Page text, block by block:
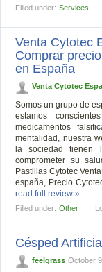
Filled under: Services
Venta Cytotec
Comprar
en España
Venta Cytotec
Somos un grupo de
estamos
medicamentos
mentalidad, nuestra
la sociedad tienen
comprometer su
Pastillas Cytotec
españa, Precio
read full review »
Filled under: Other
Césped
feelgrass October